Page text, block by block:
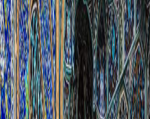
Berita
Islam Digest
Hikmah
Opini
Konsultasi Syariah